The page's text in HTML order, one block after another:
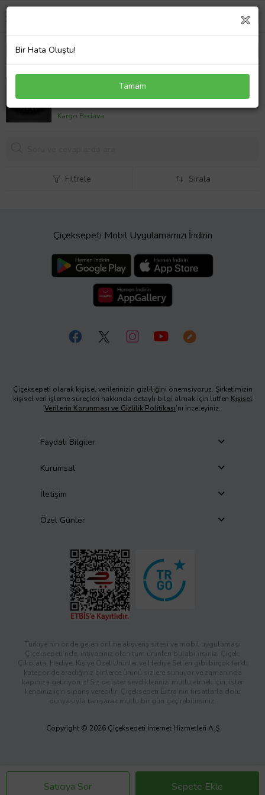
Alnis Atelier Zirkon Aparatlı Oniks Doğal Taş Erkek
804,58 TL
Kargo Bedava
Satıcıya Sor Sepete Ekle
Filtrele Sırala
Çiçeksepeti Mobil Uygulamamızı İndirin
Çiçeksepeti olarak kişisel verilerinizin gizliliğini önemsiyoruz. Şirketimizin
kişisel veri işleme süreçleri hakkında detaylı bilgi almak için lütfen Kişisel
Verilerin Korunması ve Gizlilik Politikası’nı inceleyiniz.
Faydalı Bilgiler
Kurumsal
İletişim
Özel Günler
Türkiye’nin önde gelen online alışveriş sitesi ve mobil uygulaması
Çiçeksepeti’nde, ihtiyacınız olan tüm ürünleri bulabilirsiniz. Çiçek,
Çikolata, Hediye, Kişiye Özel Ürünler ve Hediye Setleri gibi birçok farklı
kategoride aradığınız binlerce ürünü sizlere sunuyor ve zamanında
kapınıza getiriyoruz! Siz de ister sevdiklerinizi mutlu etmek için, ister
kendiniz için sipariş verebilir; Çiçeksepeti Extra’nın fırsatlarla dolu
dünyasıyla tanışarak mutlu bir gün geçirebilirsiniz.
Copyright © 2026 Çiçeksepeti İnternet Hizmetleri A.Ş
Bir Hata Oluştu!
Tamam